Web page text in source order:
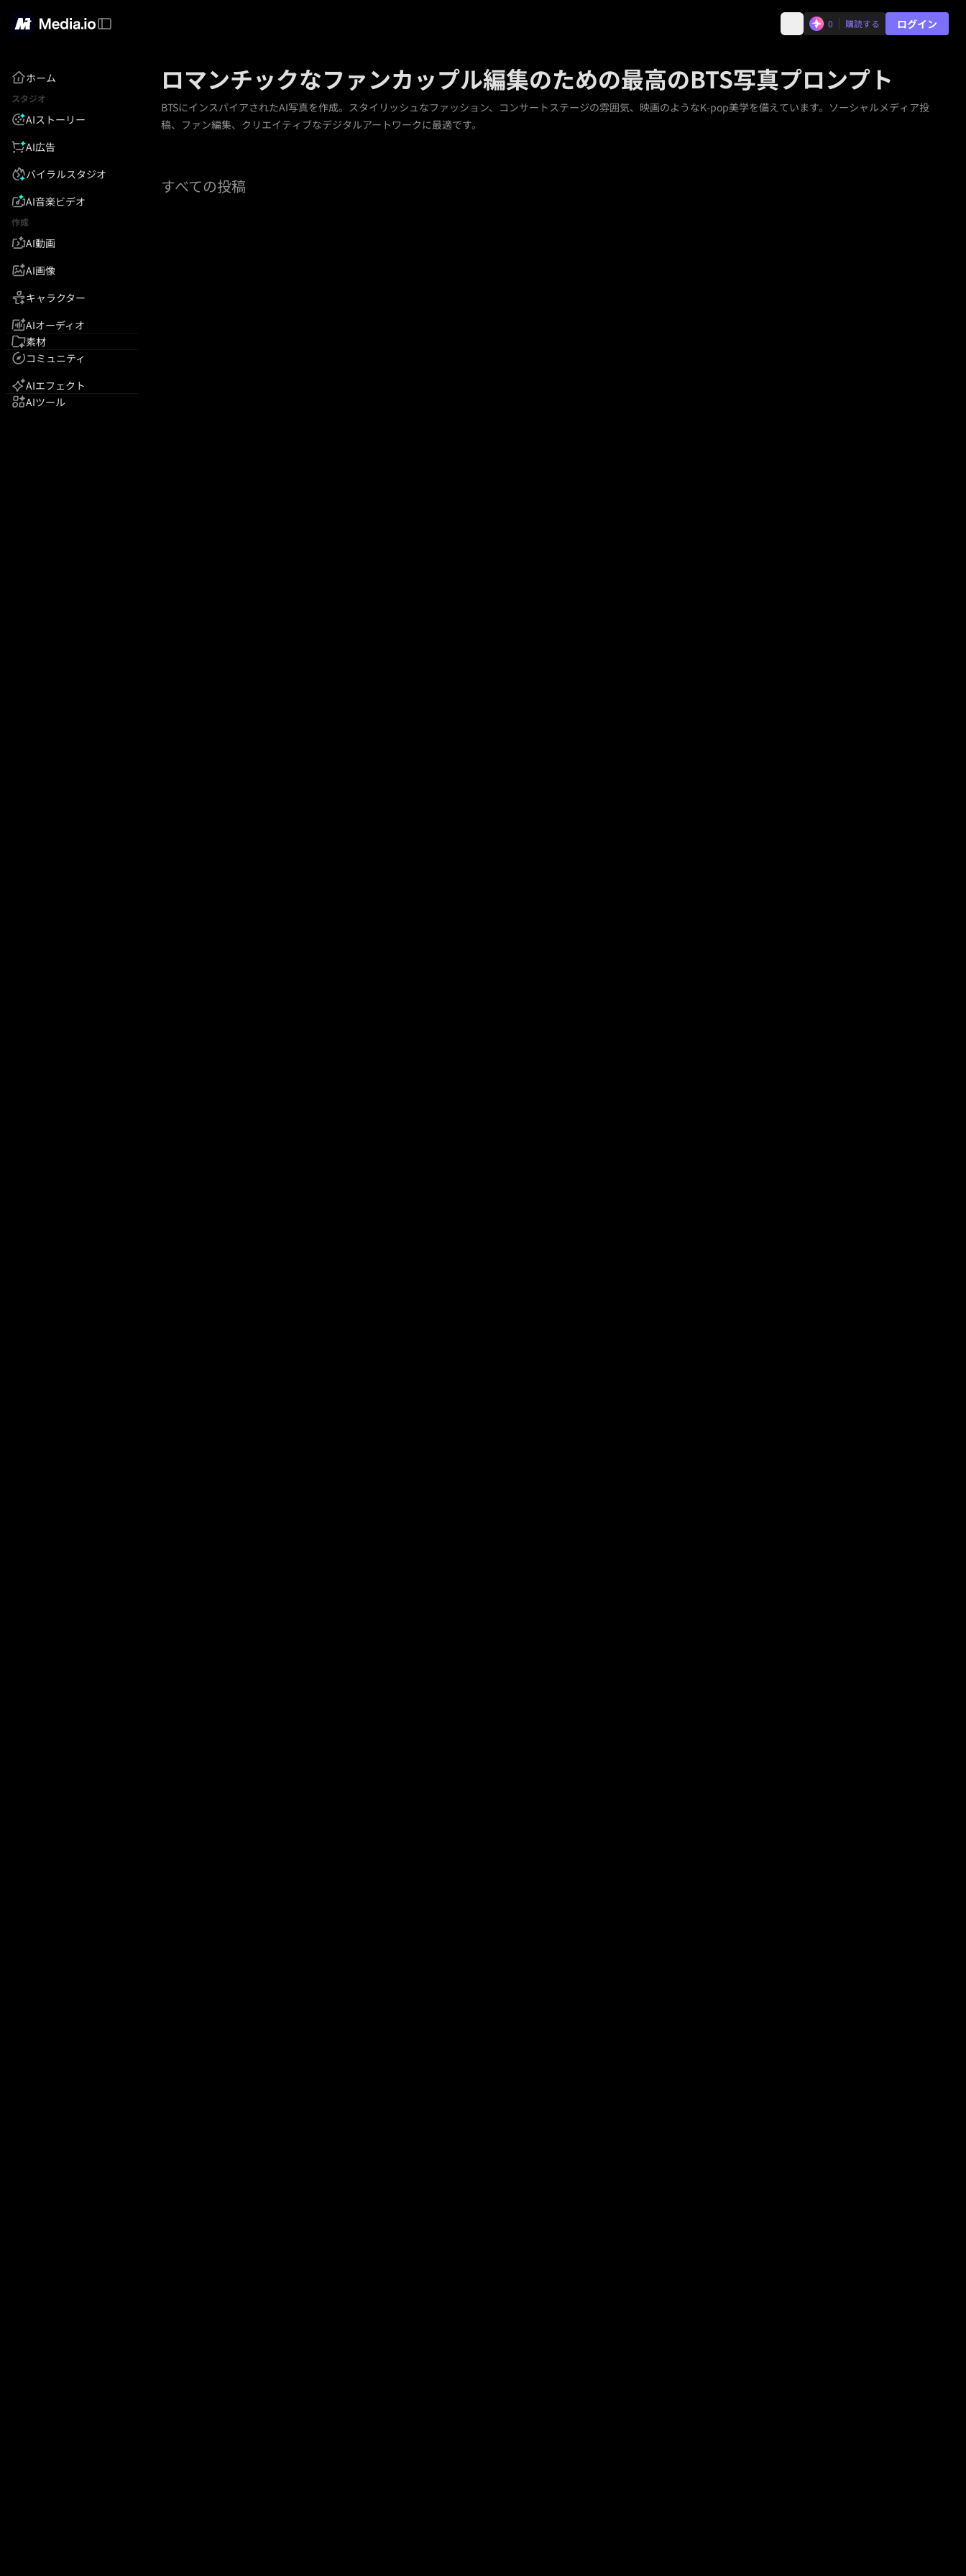
0 購読する ログイン
ホーム
スタジオ
AIストーリー
AI広告
バイラルスタジオ
AI音楽ビデオ
作成
AI動画
AI画像
キャラクター
AIオーディオ
素材
コミュニティ
AIエフェクト
AIツール
ロマンチックなファンカップル編集のための最高のBTS写真プロンプト
BTSにインスパイアされたAI写真を作成。スタイリッシュなファッション、コンサートステージの雰囲気、映画のようなK-pop美学を備えています。ソーシャルメディア投
稿、ファン編集、クリエイティブなデジタルアートワークに最適です。
すべての投稿